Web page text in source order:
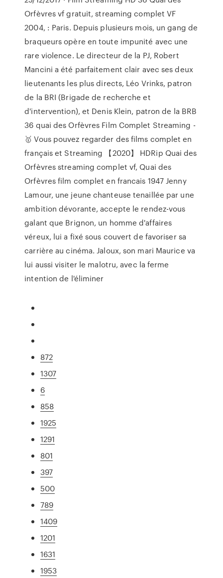
Orfèvres vf gratuit, streaming complet VF
2004, : Paris. Depuis plusieurs mois, un gang de
braqueurs opère en toute impunité avec une
rare violence. Le directeur de la PJ, Robert
Mancini a été parfaitement clair avec ses deux
lieutenants les plus directs, Léo Vrinks, patron
de la BRI (Brigade de recherche et
d'intervention), et Denis Klein, patron de la BRB
36 quai des Orfèvres Film Complet Streaming -
🥇 Vous pouvez regarder des films complet en
français et Streaming 【2020】 HDRip Quai des
Orfèvres streaming complet vf, Quai des
Orfèvres film complet en francais 1947 Jenny
Lamour, une jeune chanteuse tenaillée par une
ambition dévorante, accepte le rendez-vous
galant que Brignon, un homme d'affaires
véreux, lui a fixé sous couvert de favoriser sa
carrière au cinéma. Jaloux, son mari Maurice va
lui aussi visiter le malotru, avec la ferme
intention de l'éliminer
872
1307
6
858
1925
1291
801
397
500
789
1409
1201
1631
1953